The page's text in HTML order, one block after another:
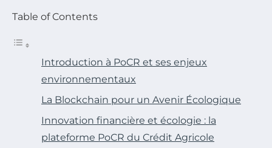
Table of Contents
Introduction à PoCR et ses enjeux
environnementaux
La Blockchain pour un Avenir Écologique
Innovation financière et écologie : la
plateforme PoCR du Crédit Agricole